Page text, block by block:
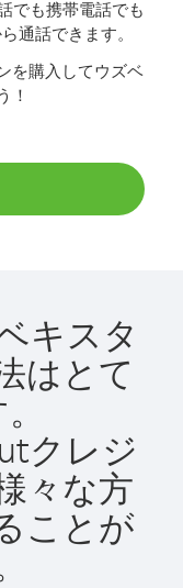
でも携帯電話でも
通話できます。
を購入してウズベ
！
キスタ
はとて
クレジ
々な方
ことが